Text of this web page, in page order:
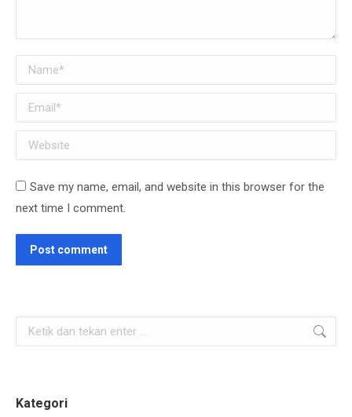
Name *
Email *
Website
Save my name, email, and website in this browser for the
next time I comment.
Post comment
Search:
Kategori